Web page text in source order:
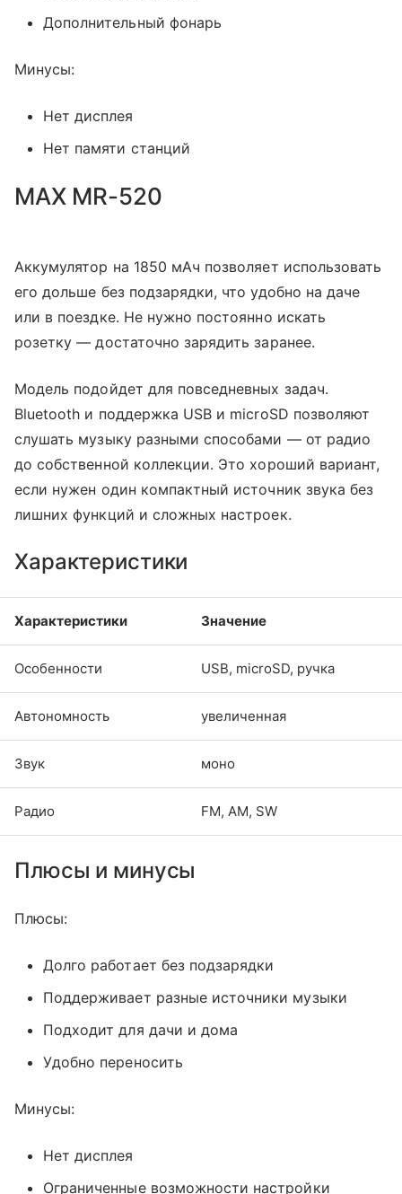
Дополнительный фонарь
Минусы:
Нет дисплея
Нет памяти станций
MAX MR-520
Аккумулятор на 1850 мАч позволяет использовать
его дольше без подзарядки, что удобно на даче
или в поездке. Не нужно постоянно искать
розетку — достаточно зарядить заранее.
Модель подойдет для повседневных задач.
Bluetooth и поддержка USB и microSD позволяют
слушать музыку разными способами — от радио
до собственной коллекции. Это хороший вариант,
если нужен один компактный источник звука без
лишних функций и сложных настроек.
Характеристики
Характеристики Значение
Особенности USB, microSD, ручка
Автономность увеличенная
Звук моно
Радио FM, AM, SW
Плюсы и минусы
Плюсы:
Долго работает без подзарядки
Поддерживает разные источники музыки
Подходит для дачи и дома
Удобно переносить
Минусы:
Нет дисплея
Ограниченные возможности настройки